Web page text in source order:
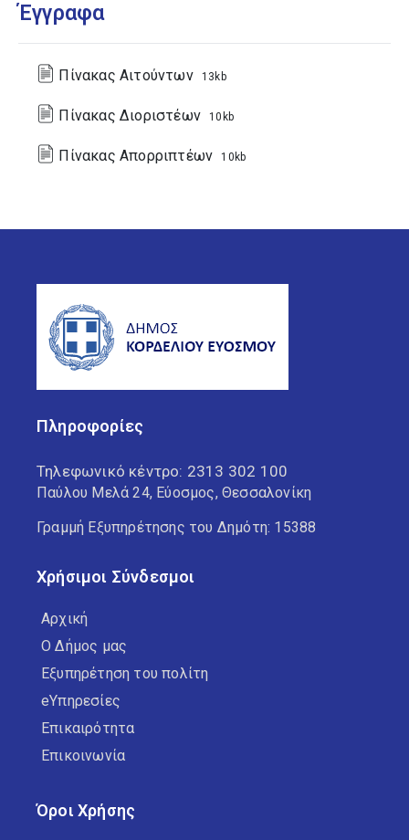
Έγγραφα
Πίνακας Αιτούντων 13kb
Πίνακας Διοριστέων 10kb
Πίνακας Απορριπτέων 10kb
Πληροφορίες
Τηλεφωνικό κέντρο: 2313 302 100
Παύλου Μελά 24, Εύοσμος, Θεσσαλονίκη
Γραμμή Εξυπηρέτησης του Δημότη: 15388
Χρήσιμοι Σύνδεσμοι
Αρχική
Ο Δήμος μας
Εξυπηρέτηση του πολίτη
eΥπηρεσίες
Επικαιρότητα
Επικοινωνία
Όροι Χρήσης